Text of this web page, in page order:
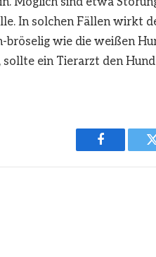
In solchen Fällen wirkt
wie die weißen
ein Tierarzt den
Facebook